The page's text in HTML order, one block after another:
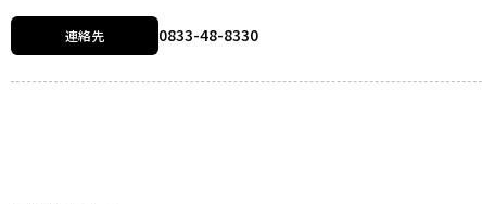
連絡先 0833-48-8330